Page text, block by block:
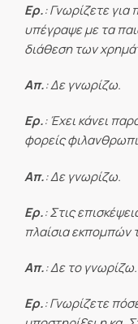
Ερ.: Γνωρίζετε για
υπέγραψε με τα
διάθεση των
Απ.: Δε γνωρίζω.
Ερ.: Έχει κάνει
φορείς
Απ.: Δε γνωρίζω.
Ερ.: Στις
πλαίσια εκπομπών
Απ.: Δε το γνωρίζω.
Ερ.: Γνωρίζετε